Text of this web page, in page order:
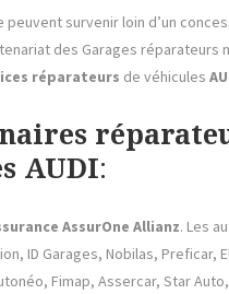
peuvent survenir loin d’un
des Garages
réparateurs de véhicules
AUDI:
AssurOne Allianz. Les
ID Garages, Nobilas, Preficar,
Fimap, Assercar, Star